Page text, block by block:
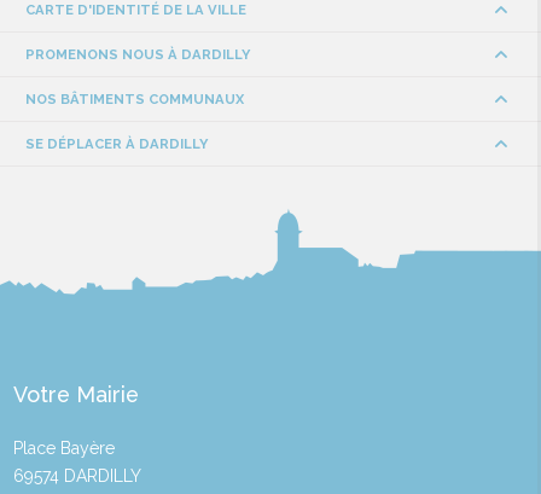
CARTE D'IDENTITÉ DE LA VILLE
PROMENONS NOUS À DARDILLY
NOS BÂTIMENTS COMMUNAUX
SE DÉPLACER À DARDILLY
Votre Mairie
Place Bayère
69574 DARDILLY